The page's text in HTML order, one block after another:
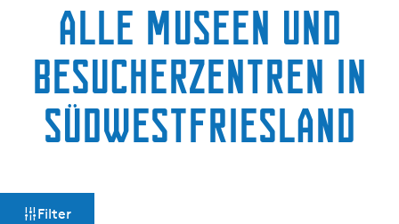
alle Museen und
Besucherzentren in
Südwestfriesland
Filter